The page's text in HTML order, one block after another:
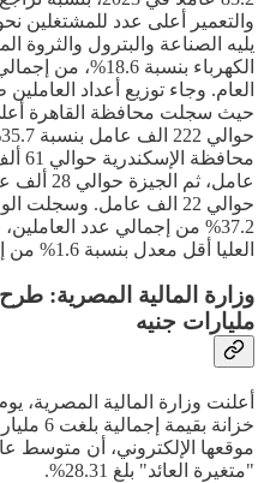
الكهرباء بنسبة
حيث سجلت محافظة القاهرة
عامل،
حوالي 22 الف عامل.
37.2% من إجمالي عدد
العليا أقل معدل بنسبة 1.6% من إجمالي عدد العاملين.
مليارات جنيه
أعلنت وزارة المالية المصرية،
خزانة
"متغيرة العائد" بلغ 28.31%.